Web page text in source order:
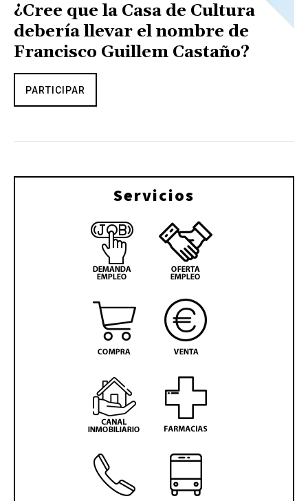
¿Cree que la Casa de Cultura
debería llevar el nombre de
Francisco Guillem Castaño?
PARTICIPAR
Servicios